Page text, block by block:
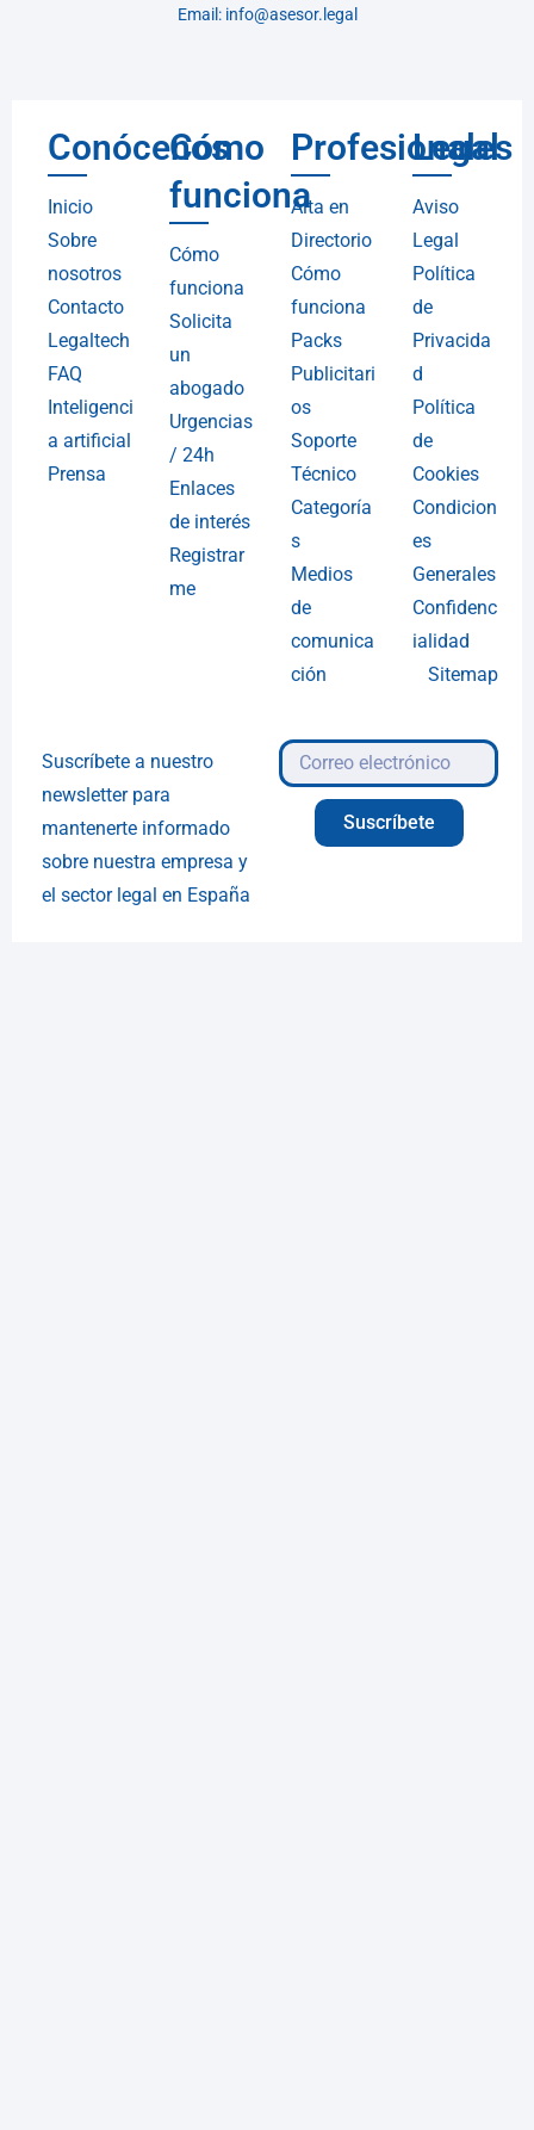
Email: info@asesor.legal
Conócenos
Inicio
Sobre
nosotros
Contacto
Legaltech
FAQ
Inteligenci
a artificial
Prensa
Cómo
funciona
Cómo
funciona
Solicita
un
abogado
Urgencias
/ 24h
Enlaces
de interés
Registrar
me
Profesionales
Alta en
Directorio
Cómo
funciona
Packs
Publicitari
os
Soporte
Técnico
Categoría
s
Medios
de
comunica
ción
Legal
Aviso
Legal
Política
de
Privacida
d
Política
de
Cookies
Condicion
es
Generales
Confidenc
ialidad
Sitemap
Suscríbete a nuestro
newsletter para
mantenerte informado
sobre nuestra empresa y
el sector legal en España
Suscríbete